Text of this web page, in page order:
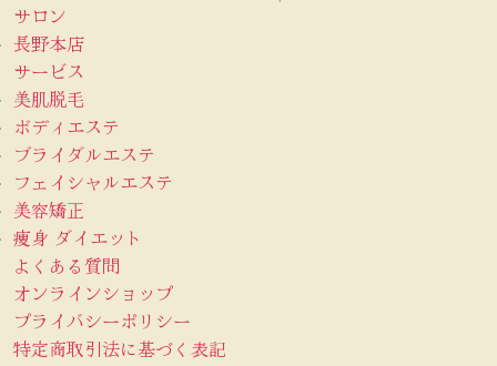
サロン
長野本店
サービス
美肌脱毛
ボディエステ
ブライダルエステ
フェイシャルエステ
美容矯正
痩身 ダイエット
よくある質問
オンラインショップ
プライバシーポリシー
特定商取引法に基づく表記